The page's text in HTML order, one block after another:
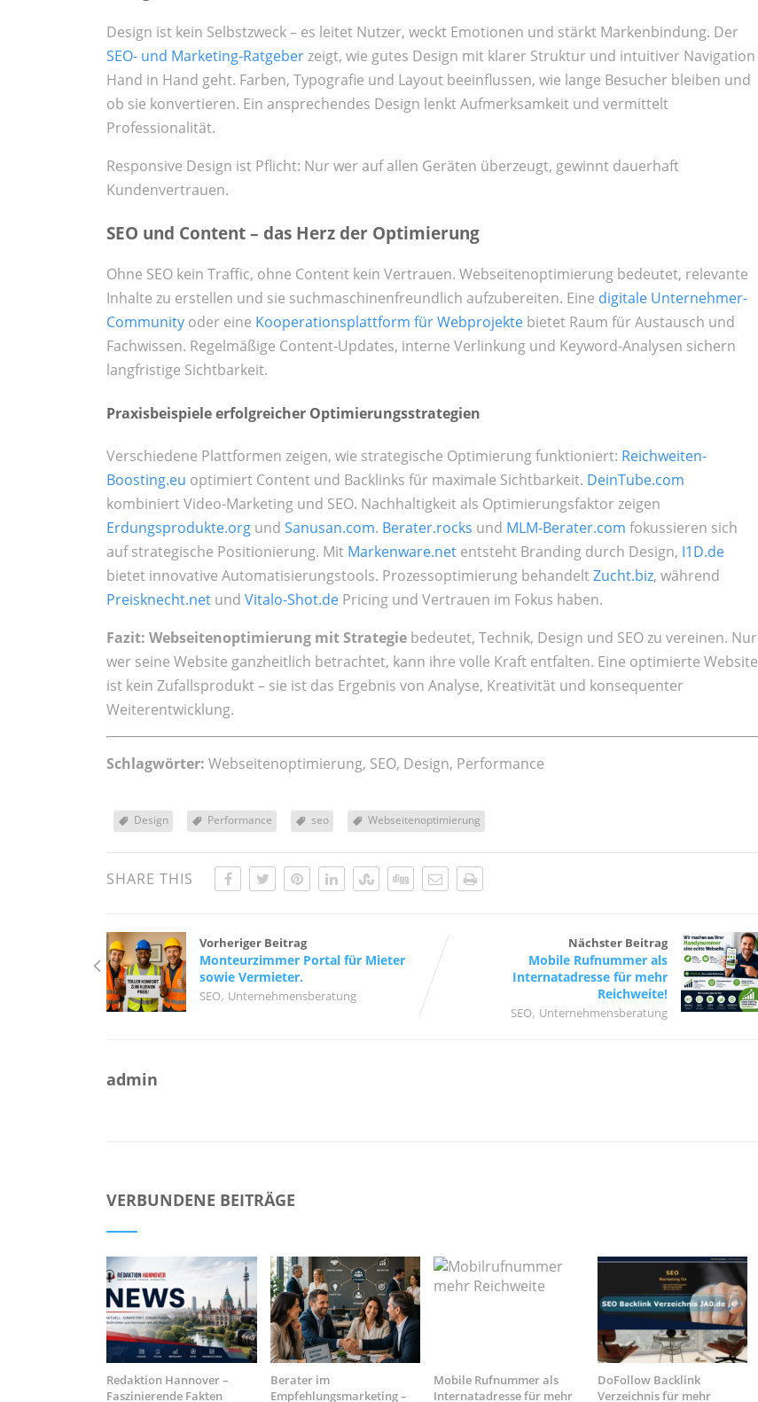
Design ist kein Selbstzweck – es leitet Nutzer, weckt Emotionen und stärkt Markenbindung. Der
SEO- und Marketing-Ratgeberzeigt, wie gutes Design mit klarer Struktur und intuitiver Navigation
Hand in Hand geht. Farben, Typografie und Layout beeinflussen, wie lange Besucher bleiben und
ob sie konvertieren. Ein ansprechendes Design lenkt Aufmerksamkeit und vermittelt
Professionalität.
Responsive Design ist Pflicht: Nur wer auf allen Geräten überzeugt, gewinnt dauerhaft
Kundenvertrauen.
SEO und Content – das Herz der Optimierung
Ohne SEO kein Traffic, ohne Content kein Vertrauen. Webseitenoptimierung bedeutet, relevante
Inhalte zu erstellen und sie suchmaschinenfreundlich aufzubereiten. Eine digitale Unternehmer-
Community oder eine Kooperationsplattform für Webprojekte bietet Raum für Austausch und
Fachwissen. Regelmäßige Content-Updates, interne Verlinkung und Keyword-Analysen sichern
langfristige Sichtbarkeit.
Praxisbeispiele erfolgreicher Optimierungsstrategien
Verschiedene Plattformen zeigen, wie strategische Optimierung funktioniert: Reichweiten-
Boosting.eu optimiert Content und Backlinks für maximale Sichtbarkeit. DeinTube.com
kombiniert Video-Marketing und SEO. Nachhaltigkeit als Optimierungsfaktor zeigen
Erdungsprodukte.org undSanusan.com. Berater.rocks und MLM-Berater.com fokussieren sich
auf strategische Positionierung. Mit Markenware.net entsteht Branding durch Design, I1D.de
bietet innovative Automatisierungstools. Prozessoptimierung behandeltZucht.biz, während
Preisknecht.net undVitalo-Shot.de Pricing und Vertrauen im Fokus haben.
Fazit: Webseitenoptimierung mit Strategie bedeutet, Technik, Design und SEO zu vereinen. Nur
wer seine Website ganzheitlich betrachtet, kann ihre volle Kraft entfalten. Eine optimierte Website
ist kein Zufallsprodukt – sie ist das Ergebnis von Analyse, Kreativität und konsequenter
Weiterentwicklung.
Schlagwörter: Webseitenoptimierung, SEO, Design, Performance
Design Performance seo Webseitenoptimierung
SHARE THIS
Vorheriger Beitrag
Monteurzimmer Portal für Mieter
sowie Vermieter.
SEO, Unternehmensberatung
Nächster Beitrag
Mobile Rufnummer als
Internatadresse für mehr
Reichweite!
SEO, Unternehmensberatung
admin
VERBUNDENE BEITRÄGE
Redaktion Hannover –
Faszinierende Fakten
Berater im
Empfehlungsmarketing –
Mobile Rufnummer als
Internatadresse für mehr
DoFollow Backlink
Verzeichnis für mehr